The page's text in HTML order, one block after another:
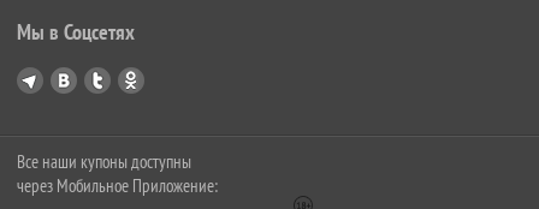
Мы в Соцсетях
Все наши купоны доступны
через Мобильное Приложение: